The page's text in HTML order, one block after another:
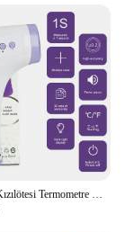
Tıbbi Dijital Kızılötesi Termometre Hızlı Sıcaklık Ölçümü Tıbbi El Vücut Alın Temassız Termometre Tabancası